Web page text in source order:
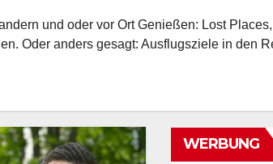
und oder vor Ort Genießen: Lost
Oder anders gesagt: Ausflugsziele in den
WERBUNG